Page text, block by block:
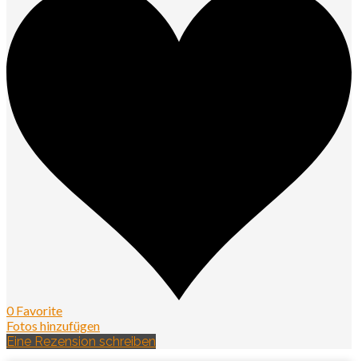
0 Favorite
Fotos hinzufügen
Eine Rezension schreiben